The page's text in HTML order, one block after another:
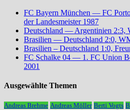
FC Bayern München — FC
der Landesmeister 1987
Deutschland — Argentinien 2:3,
Brasilien — Deutschland 2:0,
Brasilien – Deutschland 1:0,
FC Schalke 04 — 1. FC Union
2001
Ausgewählte Themen
Andreas Brehme Andreas Möller Berti Vogts